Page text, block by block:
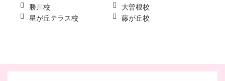
勝川校
大曽根校
星が丘テラス校
藤が丘校